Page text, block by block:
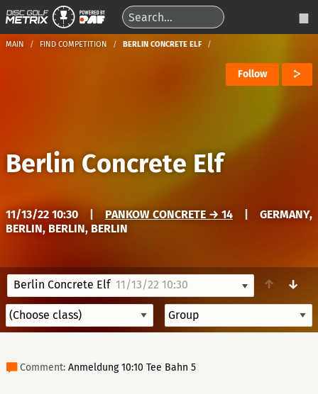
MAIN FIND COMPETITION BERLIN CONCRETE ELF
Follow
Berlin Concrete Elf
11/13/22 10:30 PANKOW CONCRETE → 14
GERMANY,
BERLIN, BERLIN, BERLIN
Berlin Concrete Elf11/13/22 10:30 ↑ ↓
Comment: Anmeldung 10:10 Tee Bahn 5